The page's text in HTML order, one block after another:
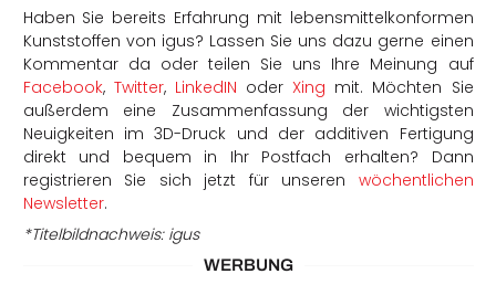
Haben Sie bereits Erfahrung mit lebensmittelkonformen
Kunststoffen von igus? Lassen Sie uns dazu gerne einen
Kommentar da oder teilen Sie uns Ihre Meinung auf
Facebook, Twitter, LinkedIN oderXing mit. Möchten Sie
außerdem eine Zusammenfassung der wichtigsten
Neuigkeiten im 3D-Druck und der additiven Fertigung
direkt und bequem in Ihr Postfach erhalten? Dann
registrieren Sie sich jetzt für unseren wöchentlichen
Newsletter.
*Titelbildnachweis: igus
WERBUNG